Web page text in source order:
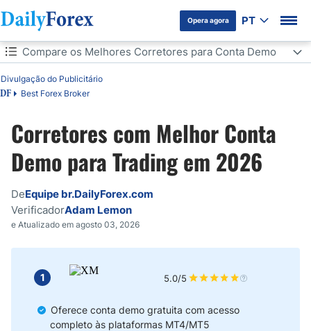
Opera agora PT
Table of Contents
DF Best Forex Broker
Divulgação do Publicitário
Compare os Melhores Corretores para Conta Demo
Compare os Melhores Corretores para Conta Demo
Como Encontrar a Melhor Conta Demo para Trading em Forex
Condições de Mercado na Conta Demo
Duração da Conta Demo
O que é um Corretor com Conta Demo?
As Contas Demo de Forex São Precisas?
Como Funciona a Conta Demo Forex?
Corretores com Melhor Conta
Demo para Trading em 2026
DeEquipe br.DailyForex.com
VerificadorAdam Lemon
e Atualizado em agosto 03, 2026
1 5.0/5
Oferece conta demo gratuita com acesso
completo às plataformas MT4/MT5